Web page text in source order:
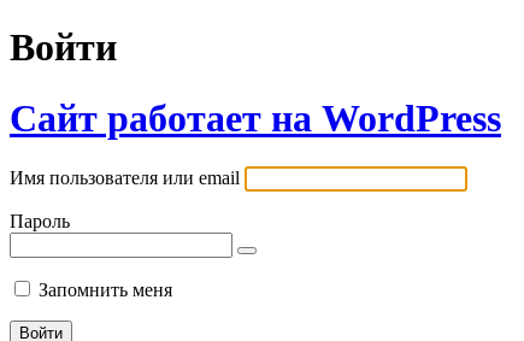
Войти
Сайт работает на WordPress
Имя пользователя или email
Пароль
Запомнить меня